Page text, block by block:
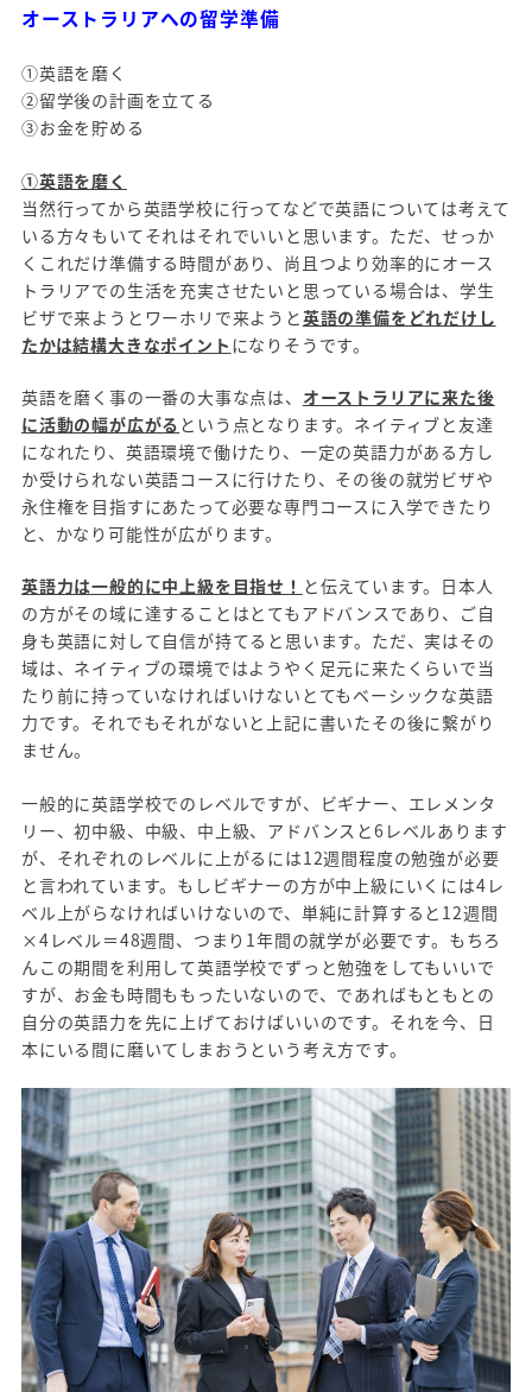
オーストラリアへの留学準備
①英語を磨く
②留学後の計画を立てる
③お金を貯める
①英語を磨く
当然行ってから英語学校に行ってなどで英語については考えて
いる方々もいてそれはそれでいいと思います。ただ、せっか
くこれだけ準備する時間があり、尚且つより効率的にオース
トラリアでの生活を充実させたいと思っている場合は、学生
ビザで来ようとワーホリで来ようと英語の準備をどれだけし
たかは結構大きなポイント になりそうです。
英語を磨く事の一番の大事な点は、 オーストラリアに来た後
に活動の幅が広がる という点となります。ネイティブと友達
になれたり、英語環境で働けたり、一定の英語力がある方し
か受けられない英語コースに行けたり、その後の就労ビザや
永住権を目指すにあたって必要な専門コースに入学できたり
と、かなり可能性が広がります。
英語力は一般的に中上級を目指せ！ と伝えています。日本人
の方がその域に達することはとてもアドバンスであり、ご自
身も英語に対して自信が持てると思います。ただ、実はその
域は、ネイティブの環境ではようやく足元に来たくらいで当
たり前に持っていなければいけないとてもベーシックな英語
力です。それでもそれがないと上記に書いたその後に繋がり
ません。
一般的に英語学校でのレベルですが、ビギナー、エレメンタ
リー、初中級、中級、中上級、アドバンスと6レベルあります
が、それぞれのレベルに上がるには12週間程度の勉強が必要
と言われています。もしビギナーの方が中上級にいくには4レ
ベル上がらなければいけないので、単純に計算すると12週間
×4レベル＝48週間、つまり1年間の就学が必要です。もちろ
んこの期間を利用して英語学校でずっと勉強をしてもいいで
すが、お金も時間ももったいないので、であればもともとの
自分の英語力を先に上げておけばいいのです。それを今、日
本にいる間に磨いてしまおうという考え方です。